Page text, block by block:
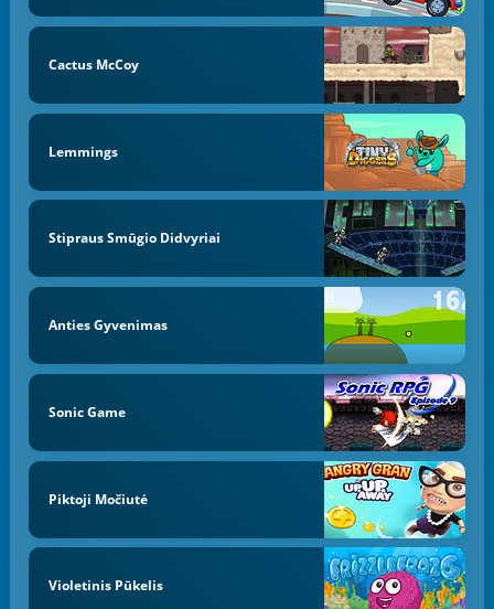
Cactus McCoy
Lemmings
Stipraus Smūgio Didvyriai
Anties Gyvenimas
Sonic Game
Piktoji Močiutė
Violetinis Pūkelis